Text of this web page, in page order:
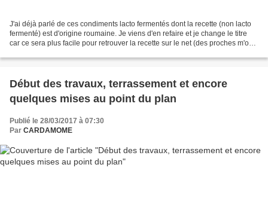
J'ai déjà parlé de ces condiments lacto fermentés dont la recette (non lacto
fermenté) est d'origine roumaine. Je viens d'en refaire et je change le titre
car ce sera plus facile pour retrouver la recette sur le net (des proches m'ont
Début des travaux, terrassement et encore
quelques mises au point du plan
Publié le 28/03/2017 à 07:30
Par CARDAMOME